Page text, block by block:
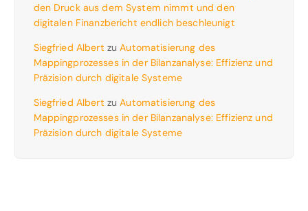
den Druck aus dem System nimmt und den
digitalen Finanzbericht endlich beschleunigt
Siegfried Albert zuAutomatisierung des
Mappingprozesses in der Bilanzanalyse: Effizienz und
Präzision durch digitale Systeme
Siegfried Albert zuAutomatisierung des
Mappingprozesses in der Bilanzanalyse: Effizienz und
Präzision durch digitale Systeme